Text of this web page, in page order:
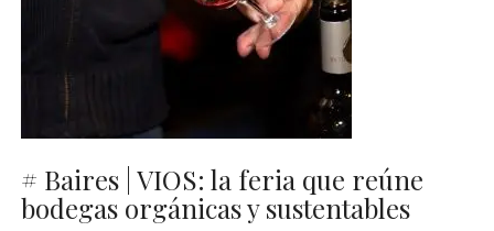
# Baires | VIOS: la feria que reúne
bodegas orgánicas y sustentables